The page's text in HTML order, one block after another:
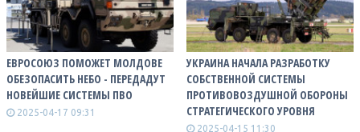
ЕВРОСОЮЗ ПОМОЖЕТ МОЛДОВЕ
ОБЕЗОПАСИТЬ НЕБО - ПЕРЕДАДУТ
НОВЕЙШИЕ СИСТЕМЫ ПВО
2025-04-17 09:31
УКРАИНА НАЧАЛА РАЗРАБОТКУ
СОБСТВЕННОЙ СИСТЕМЫ
ПРОТИВОВОЗДУШНОЙ ОБОРОНЫ
СТРАТЕГИЧЕСКОГО УРОВНЯ
2025-04-15 11:30